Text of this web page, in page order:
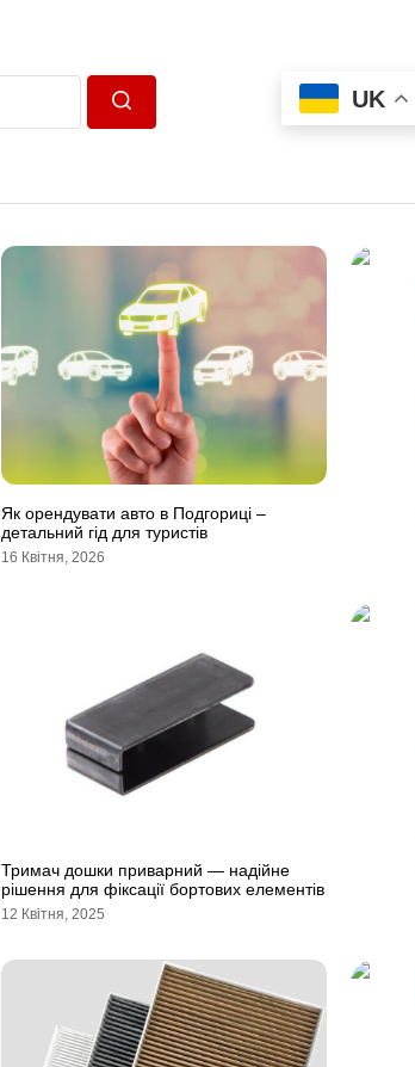
UK
Як орендувати авто в Подгориці –
детальний гід для туристів
16 Квітня, 2026
Тримач дошки приварний — надійне
рішення для фіксації бортових елементів
12 Квітня, 2025